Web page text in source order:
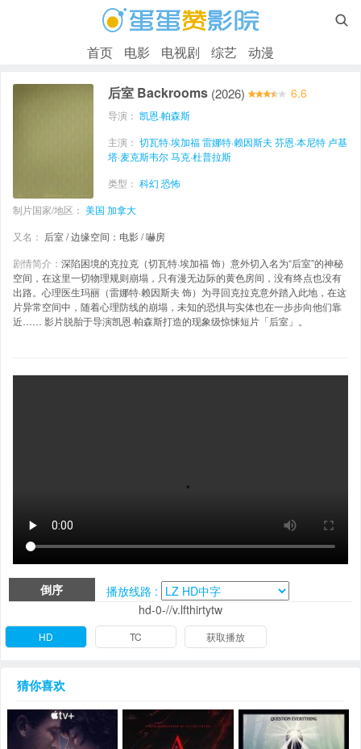

首页 电影 电视剧 综艺 动漫
后室 Backrooms (2026) 6.6
导演： 凯恩·帕森斯
主演： 切瓦特·埃加福雷娜特·赖因斯夫 芬恩·本尼特 卢基
塔·麦克斯韦尔马克·杜普拉斯
类型： 科幻 恐怖
制片国家/地区： 美国 加拿大
又名： 后室 / 边缘空间：电影 / 嚇房
剧情简介： 深陷困境的克拉克（切瓦特·埃加福 饰）意外切入名为“后室”的神秘
空间，在这里一切物理规则崩塌，只有漫无边际的黄色房间，没有终点也没有
出路。心理医生玛丽（雷娜特·赖因斯夫 饰）为寻回克拉克意外踏入此地，在这
片异常空间中，随着心理防线的崩塌，未知的恐惧与实体也在一步步向他们靠
近…… 影片脱胎于导演凯恩·帕森斯打造的现象级惊悚短片「后室」。
倒序
播放线路 :
hd-0-//v.lfthirtytw
HD TC 获取播放
猜你喜欢